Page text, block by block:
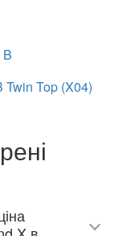
Twin Top (X04)